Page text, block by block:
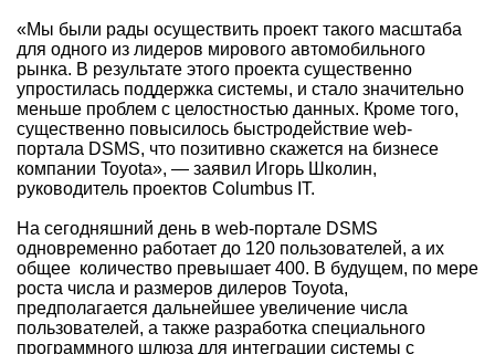
«Мы были рады осуществить проект такого масштаба
для одного из лидеров мирового автомобильного
рынка. В результате этого проекта существенно
упростилась поддержка системы, и стало значительно
меньше проблем с целостностью данных. Кроме того,
существенно повысилось быстродействие web-
портала DSMS, что позитивно скажется на бизнесе
компании Toyota», — заявил Игорь Школин,
руководитель проектов Columbus IT.
На сегодняшний день в web-портале DSMS
одновременно работает до 120 пользователей, а их
общее количество превышает 400. В будущем, по мере
роста числа и размеров дилеров Toyota,
предполагается дальнейшее увеличение числа
пользователей, а также разработка специального
программного шлюза для интеграции системы с